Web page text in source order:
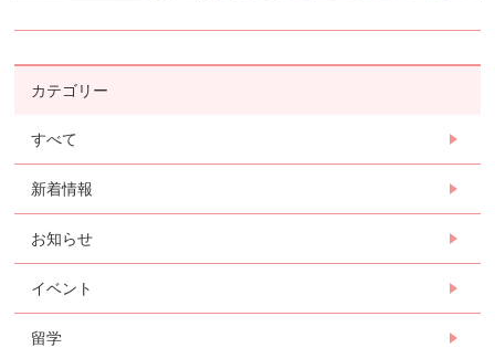
カテゴリー
すべて
新着情報
お知らせ
イベント
留学